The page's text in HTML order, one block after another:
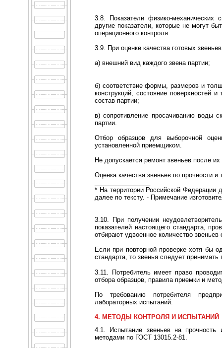
3.8. Показатели физико-
другие показатели, которые не могут
операционного контроля.
3.9. При оценке качества готовых
а) внешний вид каждого звена партии;
б) соответствие формы, размеров и
конструкций, состояние поверхностей
состав партии;
в) сопротивление просачиванию воды
партии.
Отбор образцов для выборочной
установленной приемщиком.
Не допускается ремонт звеньев после
Оценка качества звеньев по прочности и
* На территории Российской Федерации
далее по тексту. - Примечание
3.10. При получении
показателей настоящего стандарта,
отбирают удвоенное количество
Если при повторной проверке хотя бы
стандарта, то звенья следует принимать
3.11. Потребитель имеет право
отбора образцов, правила приемки и
По требованию потребителя
лабораторных испытаний.
4. МЕТОДЫ КОНТРОЛЯ И ИСПЫТАНИЙ
4.1. Испытание звеньев на прочность
методами по ГОСТ 13015.2-81.